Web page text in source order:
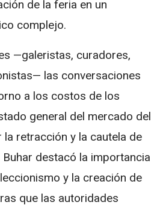
de la feria en un
complejo.
—galeristas, curadores,
las conversaciones
a los costos de los
general del mercado del
retracción y la cautela de
destacó la importancia
y la creación de
que las autoridades